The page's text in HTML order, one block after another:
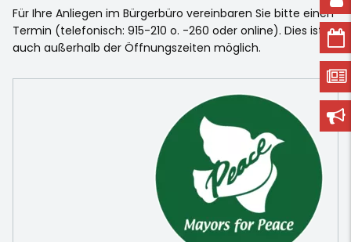
Für Ihre Anliegen im Bürgerbüro vereinbaren Sie bitte einen
Termin (telefonisch: 915-210 o. -260 oder online). Dies ist
auch außerhalb der Öffnungszeiten möglich.